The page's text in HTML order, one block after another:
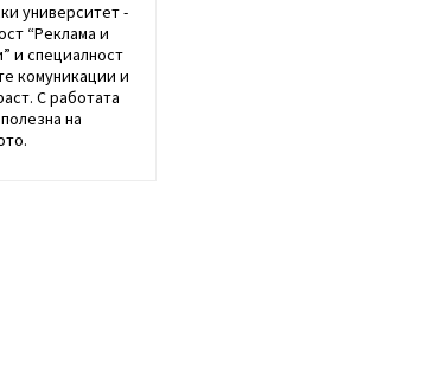
университет -
“Реклама и
и специалност
комуникации и
С работата
на